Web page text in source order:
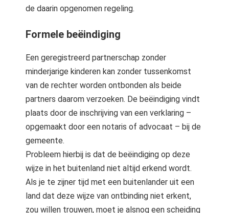
de daarin opgenomen regeling.
Formele beëindiging
Een geregistreerd partnerschap zonder
minderjarige kinderen kan zonder tussenkomst
van de rechter worden ontbonden als beide
partners daarom verzoeken. De beëindiging vindt
plaats door de inschrijving van een verklaring –
opgemaakt door een notaris of advocaat – bij de
gemeente.
Probleem hierbij is dat de beëindiging op deze
wijze in het buitenland niet altijd erkend wordt.
Als je te zijner tijd met een buitenlander uit een
land dat deze wijze van ontbinding niet erkent,
zou willen trouwen, moet je alsnog een scheiding